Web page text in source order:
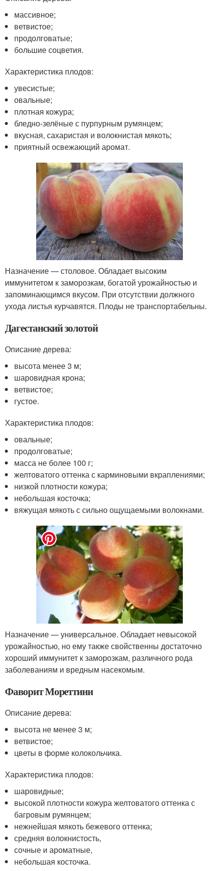
массивное;
ветвистое;
продолговатые;
большие соцветия.
Характеристика плодов:
увесистые;
овальные;
плотная кожура;
бледно-зелёные с пурпурным румянцем;
вкусная, сахаристая и волокнистая мякоть;
приятный освежающий аромат.
Назначение — столовое. Обладает высоким
иммунитетом к заморозкам, богатой урожайностью и
запоминающимся вкусом. При отсутствии должного
ухода листья курчавятся. Плоды не транспортабельны.
Дагестанский золотой
Описание дерева:
высота менее 3 м;
шаровидная крона;
ветвистое;
густое.
Характеристика плодов:
овальные;
продолговатые;
масса не более 100 г;
желтоватого оттенка с карминовыми вкраплениями;
низкой плотности кожура;
небольшая косточка;
вяжущая мякоть с сильно ощущаемыми волокнами.
Назначение — универсальное. Обладает невысокой
урожайностью, но ему также свойственны достаточно
хороший иммунитет к заморозкам, различного рода
заболеваниям и вредным насекомым.
Фаворит Мореттини
Описание дерева:
высота не менее 3 м;
ветвистое;
цветы в форме колокольчика.
Характеристика плодов:
шаровидные;
высокой плотности кожура желтоватого оттенка с
багровым румянцем;
нежнейшая мякоть бежевого оттенка;
средняя волокнистость,
сочные и ароматные,
небольшая косточка.